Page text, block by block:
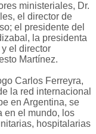
ministeriales, Dr.
el director de
el presidente del
la presidenta
el director
Martínez.
Carlos Ferreyra,
la red internacional
en Argentina, se
en el mundo, los
hospitalarias